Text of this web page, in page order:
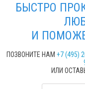
БЫСТРО
И
ПОЗВОНИТЕ НАМ +7 (495)
ИЛИ